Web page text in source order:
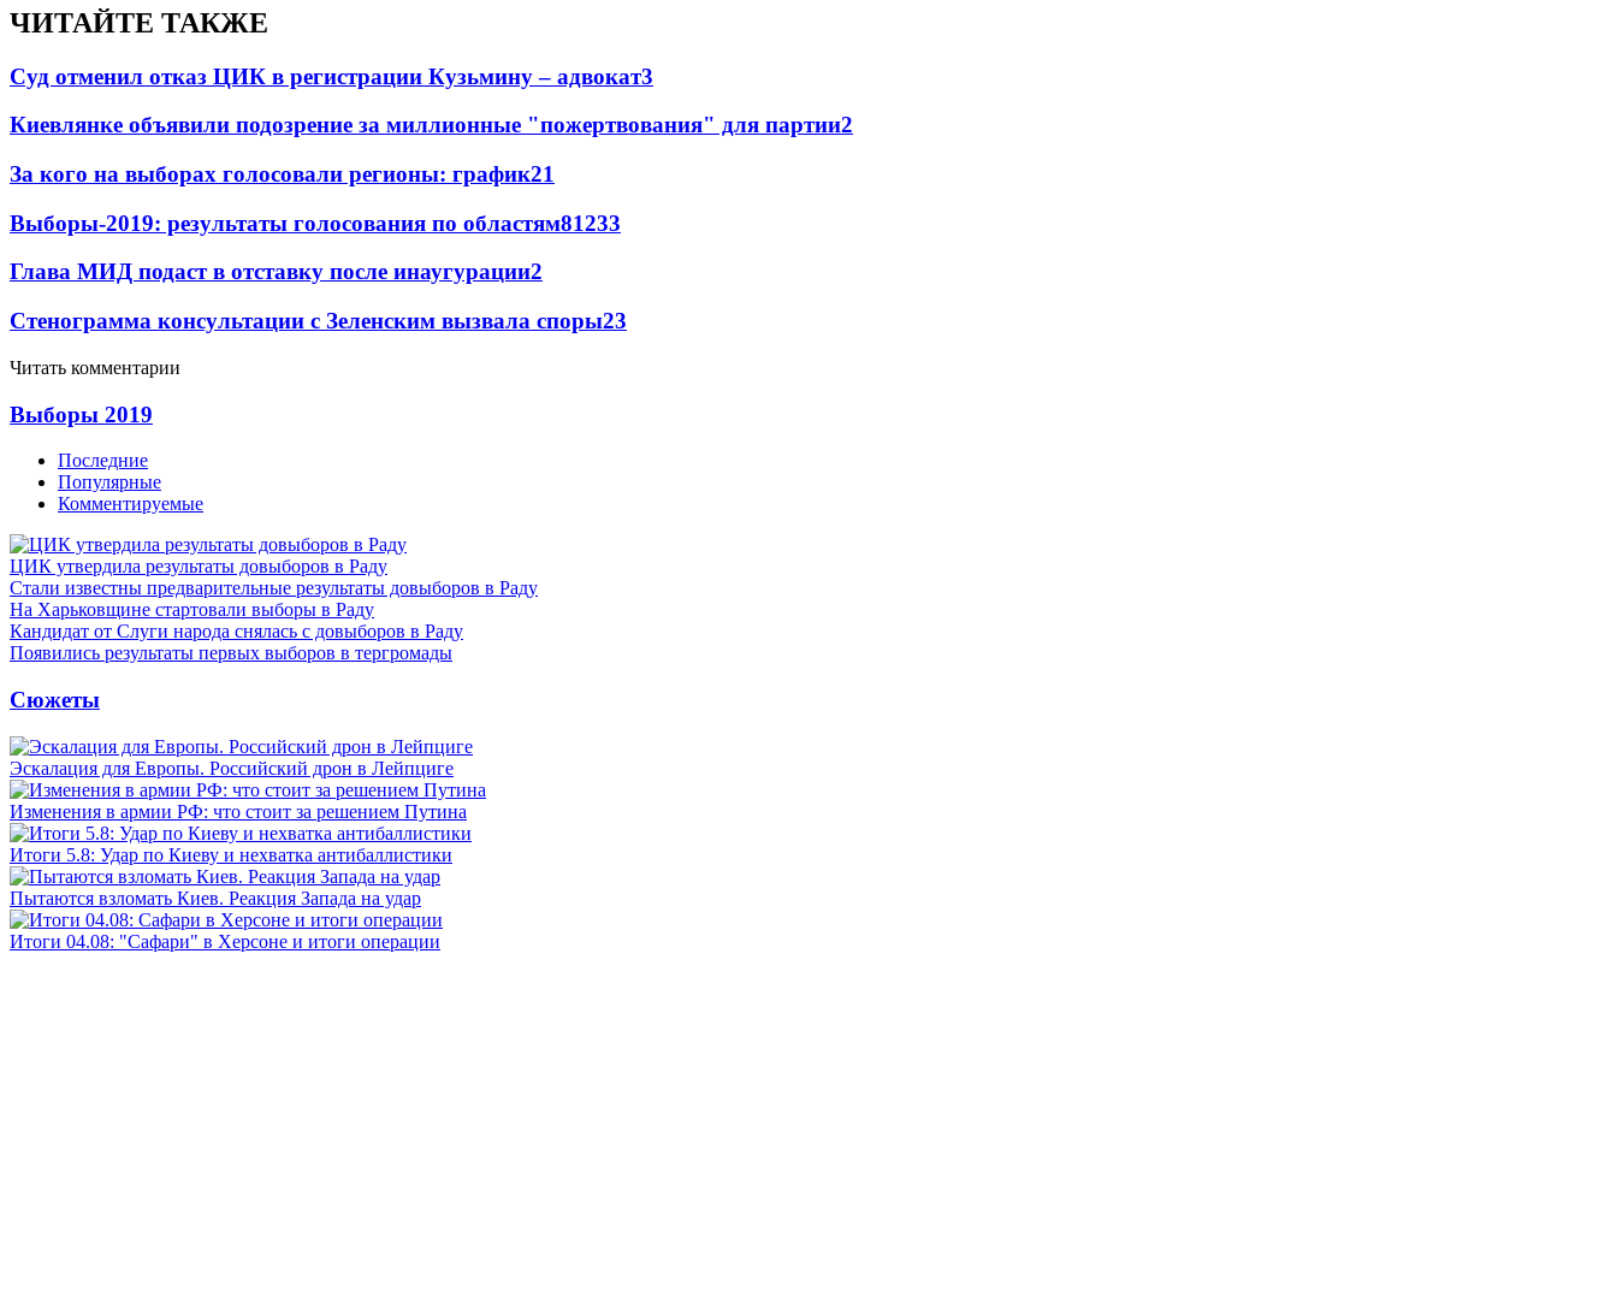
ЧИТАЙТЕ ТАКЖЕ
Суд отменил отказ ЦИК в регистрации Кузьмину – адвокат3
Киевлянке объявили подозрение за миллионные "пожертвования" для партии2
За кого на выборах голосовали регионы: график21
Выборы-2019: результаты голосования по областям81233
Глава МИД подаст в отставку после инаугурации2
Стенограмма консультации с Зеленским вызвала споры23
Читать комментарии
Выборы 2019
Последние
Популярные
Комментируемые
ЦИК утвердила результаты довыборов в Раду
Стали известны предварительные результаты довыборов в Раду
На Харьковщине стартовали выборы в Раду
Кандидат от Слуги народа снялась с довыборов в Раду
Появились результаты первых выборов в тергромады
Сюжеты
Эскалация для Европы. Российский дрон в Лейпциге
Изменения в армии РФ: что стоит за решением Путина
Итоги 5.8: Удар по Киеву и нехватка антибаллистики
Пытаются взломать Киев. Реакция Запада на удар
Итоги 04.08: "Сафари" в Херсоне и итоги операции